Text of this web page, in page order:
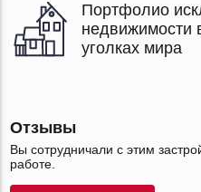
Портфолио
недвижимости
уголках мира
Отзывы
Вы сотрудничали с этим
работе.